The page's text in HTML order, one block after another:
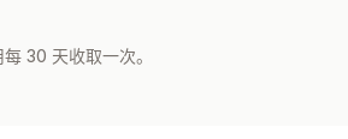
30 天收取一次。